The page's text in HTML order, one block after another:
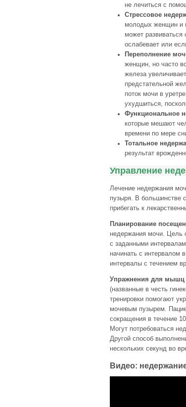
не лечиться с
Стрессовое
молодых женщин и
может развиваться
ослабевает или
Переполнение
женщин, но часто
железа
предстательной
поток мочи в
ухудшиться,
Функциональное
которые мешают
времени по мере
Тотальное
результат
Управление
Лечение недержания
пузыря. В большинстве
прибегать к
Планирование
недержания мочи. Цель
с заданными
начинать с интервалом
интервалы с течением
Упражнения для мышц
(названные в честь
тренировки помогают
мочевым пузырем.
сокращения в течение
Могут потребоваться
Другой способ
нескольких секунд во
Видео: